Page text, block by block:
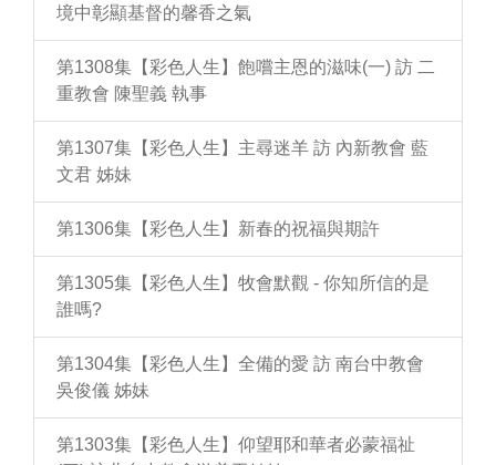
境中彰顯基督的馨香之氣
第1308集【彩色人生】飽嚐主恩的滋味(一) 訪 二
重教會 陳聖義 執事
第1307集【彩色人生】主尋迷羊 訪 內新教會 藍
文君 姊妹
第1306集【彩色人生】新春的祝福與期許
第1305集【彩色人生】牧會默觀 - 你知所信的是
誰嗎?
第1304集【彩色人生】全備的愛 訪 南台中教會
吳俊儀 姊妹
第1303集【彩色人生】仰望耶和華者必蒙福祉